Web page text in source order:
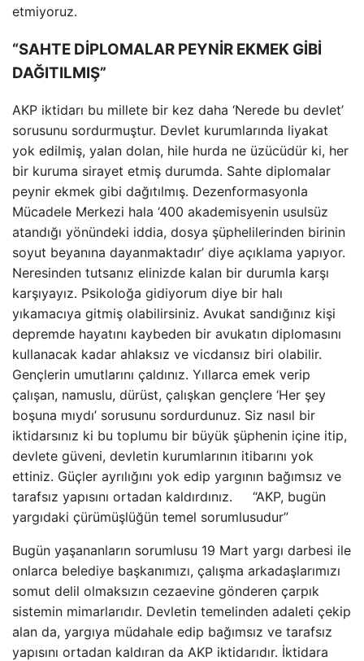
etmiyoruz.
“SAHTE DİPLOMALAR PEYNİR EKMEK GİBİ
DAĞITILMIŞ”
AKP iktidarı bu millete bir kez daha ‘Nerede bu devlet’
sorusunu sordurmuştur. Devlet kurumlarında liyakat
yok edilmiş, yalan dolan, hile hurda ne üzücüdür ki, her
bir kuruma sirayet etmiş durumda. Sahte diplomalar
peynir ekmek gibi dağıtılmış. Dezenformasyonla
Mücadele Merkezi hala ‘400 akademisyenin usulsüz
atandığı yönündeki iddia, dosya şüphelilerinden birinin
soyut beyanına dayanmaktadır’ diye açıklama yapıyor.
Neresinden tutsanız elinizde kalan bir durumla karşı
karşıyayız. Psikoloğa gidiyorum diye bir halı
yıkamacıya gitmiş olabilirsiniz. Avukat sandığınız kişi
depremde hayatını kaybeden bir avukatın diplomasını
kullanacak kadar ahlaksız ve vicdansız biri olabilir.
Gençlerin umutlarını çaldınız. Yıllarca emek verip
çalışan, namuslu, dürüst, çalışkan gençlere ‘Her şey
boşuna mıydı’ sorusunu sordurdunuz. Siz nasıl bir
iktidarsınız ki bu toplumu bir büyük şüphenin içine itip,
devlete güveni, devletin kurumlarının itibarını yok
ettiniz. Güçler ayrılığını yok edip yargının bağımsız ve
tarafsız yapısını ortadan kaldırdınız. “AKP, bugün
yargıdaki çürümüşlüğün temel sorumlusudur”
Bugün yaşananların sorumlusu 19 Mart yargı darbesi ile
onlarca belediye başkanımızı, çalışma arkadaşlarımızı
somut delil olmaksızın cezaevine gönderen çarpık
sistemin mimarlarıdır. Devletin temelinden adaleti çekip
alan da, yargıya müdahale edip bağımsız ve tarafsız
yapısını ortadan kaldıran da AKP iktidarıdır. İktidara